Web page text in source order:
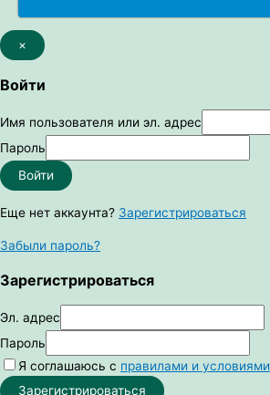
×
Войти
Имя пользователя или эл. адрес
Пароль
Войти
Еще нет аккаунта? Зарегистрироваться
Забыли пароль?
Зарегистрироваться
Эл. адрес
Пароль
Я соглашаюсь с правилами и условиями
Зарегистрироваться